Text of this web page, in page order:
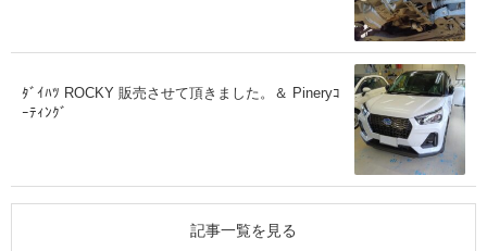
ﾀﾞｲﾊﾂ ROCKY 販売させて頂きました。＆ Pineryｺ
ｰﾃｨﾝｸﾞ
記事一覧を見る